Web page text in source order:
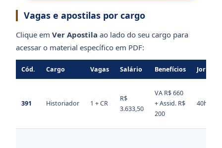
Vagas e apostilas por cargo
Clique em Ver Apostila ao lado do seu cargo para
acessar o material específico em PDF:
Cód. Cargo Vagas Salário Benefícios Jornada
391 Historiador 1 + CR
R$
3.633,50
VA R$ 660
+ Assid. R$
200
40h